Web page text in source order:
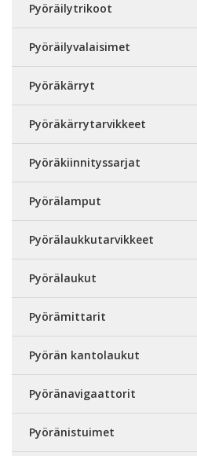
Pyöräilytrikoot
Pyöräilyvalaisimet
Pyöräkärryt
Pyöräkärrytarvikkeet
Pyöräkiinnityssarjat
Pyörälamput
Pyörälaukkutarvikkeet
Pyörälaukut
Pyörämittarit
Pyörän kantolaukut
Pyöränavigaattorit
Pyöränistuimet